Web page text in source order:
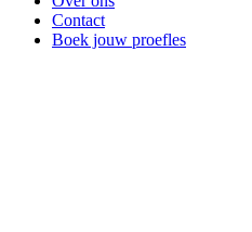
Contact
Boek jouw proefles